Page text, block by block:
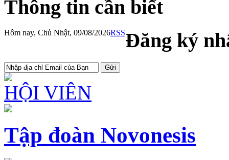
Thông tin cần biết
Hôm nay, Chủ Nhật, 09/08/2026RSSĐăng ký
HỘI VIÊN
Tập đoàn Novonesis